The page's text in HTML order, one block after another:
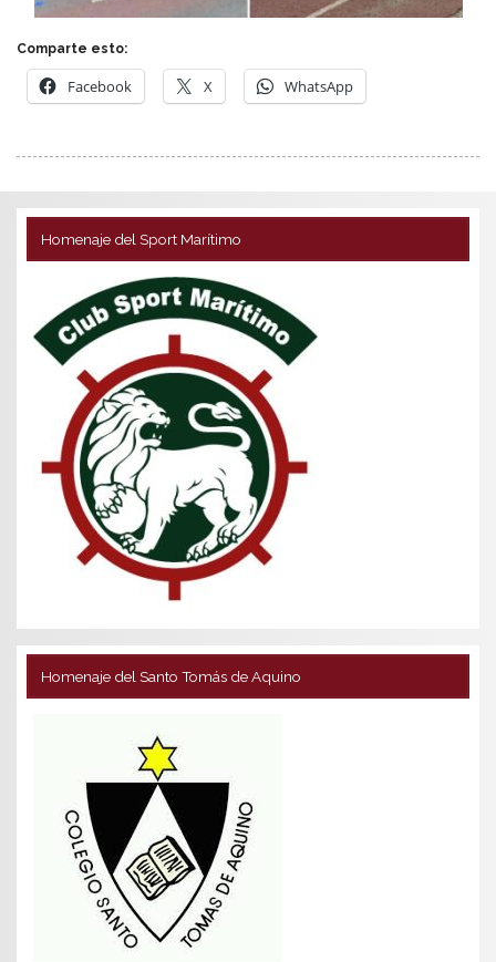
Comparte esto:
Facebook X WhatsApp
Homenaje del Sport Marítimo
Homenaje del Santo Tomás de Aquino